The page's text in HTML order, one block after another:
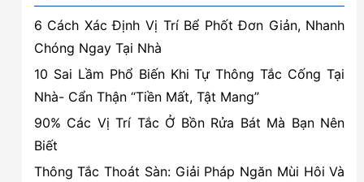
rỉ,
vỡ
nhanh
chóng,
chính
xác
bằng
thiết
6 Cách Xác Định Vị Trí Bể Phốt Đơn Giản, Nhanh
Chóng Ngay Tại Nhà
10 Sai Lầm Phổ Biến Khi Tự Thông Tắc Cống Tại
Nhà- Cẩn Thận “Tiền Mất, Tật Mang”
90% Các Vị Trí Tắc Ở Bồn Rửa Bát Mà Bạn Nên
Biết
Thông Tắc Thoát Sàn: Giải Pháp Ngăn Mùi Hôi Và